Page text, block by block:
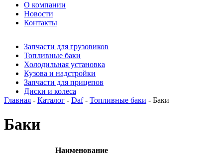
О компании
Новости
Контакты
Запчасти для грузовиков
Топливные баки
Холодильная установка
Кузова и надстройки
Запчасти для прицепов
Диски и колеса
Главная - Каталог - Daf- Топливные баки - Баки
Баки
Наименование